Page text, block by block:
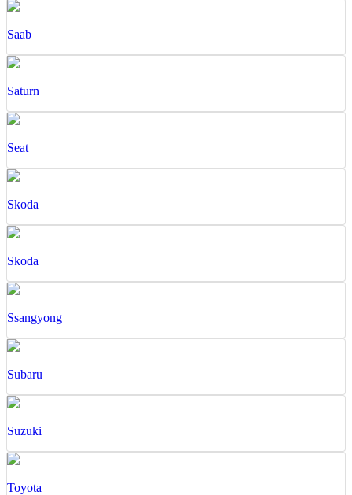
Saab
Saturn
Seat
Skoda
Skoda
Ssangyong
Subaru
Suzuki
Toyota